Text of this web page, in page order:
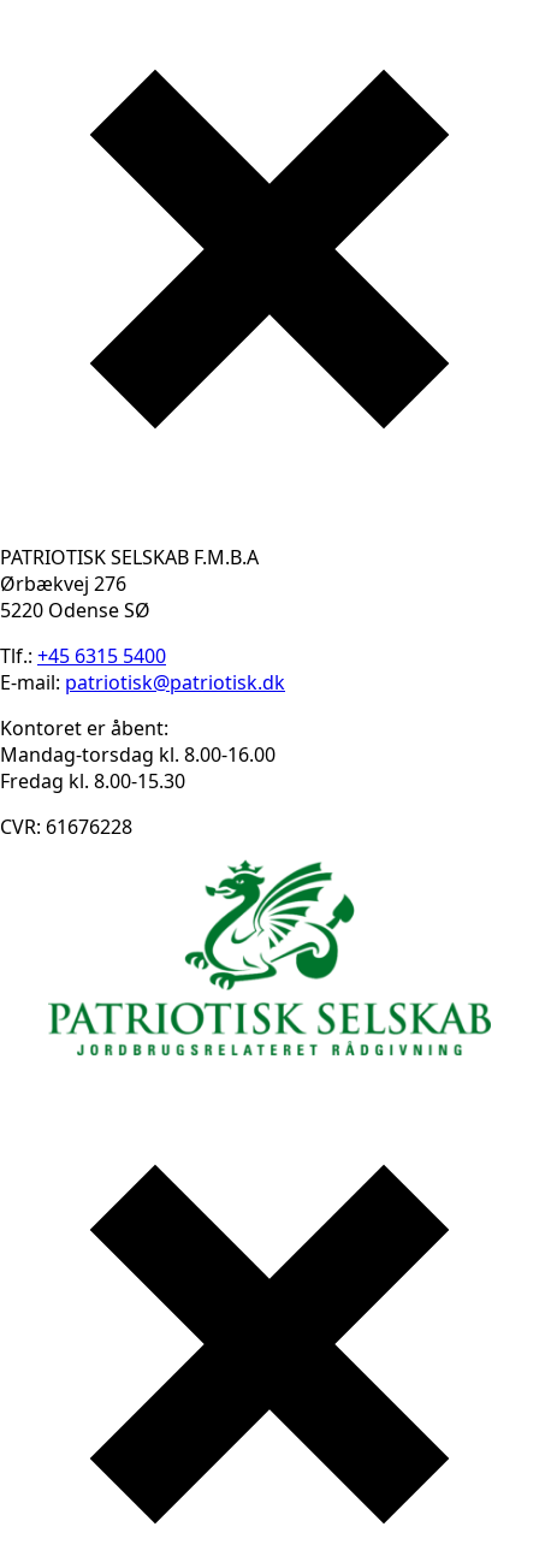
PATRIOTISK SELSKAB F.M.B.A
Ørbækvej 276
5220 Odense SØ
Tlf.: +45 6315 5400
E-mail: patriotisk@patriotisk.dk
Kontoret er åbent:
Mandag-torsdag kl. 8.00-16.00
Fredag kl. 8.00-15.30
CVR: 61676228